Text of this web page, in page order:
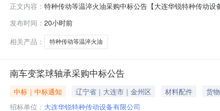
正文内容： 特种传动等温淬火油采购中标公告【大连华锐特种传动
发布时间： 20小时前
相关产品：
特种传动等温淬火油
南车变桨球轴承采购中标公告
中标｜中标通知 辽宁省｜大连市｜金州区 材料配件
货物
招标单位： 大连华锐特种传动设备有限公司